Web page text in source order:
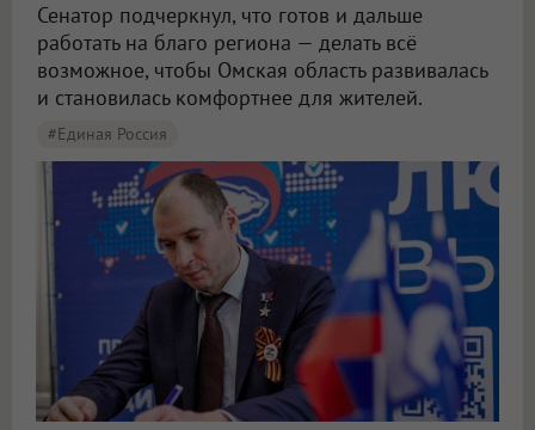
Сенатор подчеркнул, что готов и дальше
работать на благо региона — делать всё
возможное, чтобы Омская область развивалась
и становилась комфортнее для жителей.
#Единая Россия